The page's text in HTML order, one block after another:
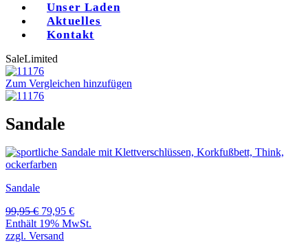
Unser Laden
Aktuelles
Kontakt
SaleLimited
Zum Vergleichen hinzufügen
Sandale
Sandale
99,95€ Ursprünglicher
Preis
war:
79,95 €Aktueller
Preis
Enthält 19% MwSt.
zzgl. Versand